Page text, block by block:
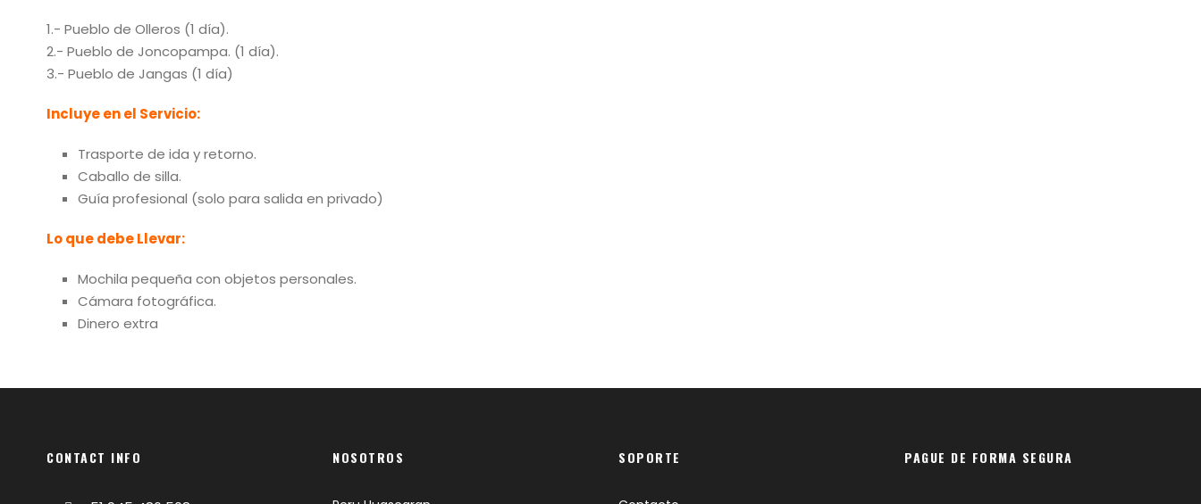
1.- Pueblo de Olleros (1 día).
2.- Pueblo de Joncopampa. (1 día).
3.- Pueblo de Jangas (1 día)
Incluye en el Servicio:
Trasporte de ida y retorno.
Caballo de silla.
Guía profesional (solo para salida en privado)
Lo que debe Llevar:
Mochila pequeña con objetos personales.
Cámara fotográfica.
Dinero extra
CONTACT INFO NOSOTROS SOPORTE PAGUE DE FORMA SEGURA